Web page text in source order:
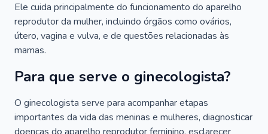
Ele cuida principalmente do funcionamento do aparelho
reprodutor da mulher, incluindo órgãos como ovários,
útero, vagina e vulva, e de questões relacionadas às
mamas.
Para que serve o ginecologista?
O ginecologista serve para acompanhar etapas
importantes da vida das meninas e mulheres, diagnosticar